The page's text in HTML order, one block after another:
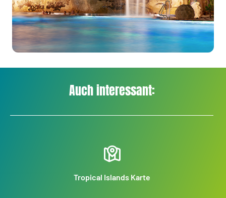
Auch interessant:
Tropical Islands Karte